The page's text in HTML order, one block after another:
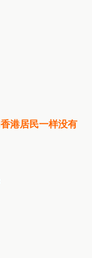
港居民一样没有